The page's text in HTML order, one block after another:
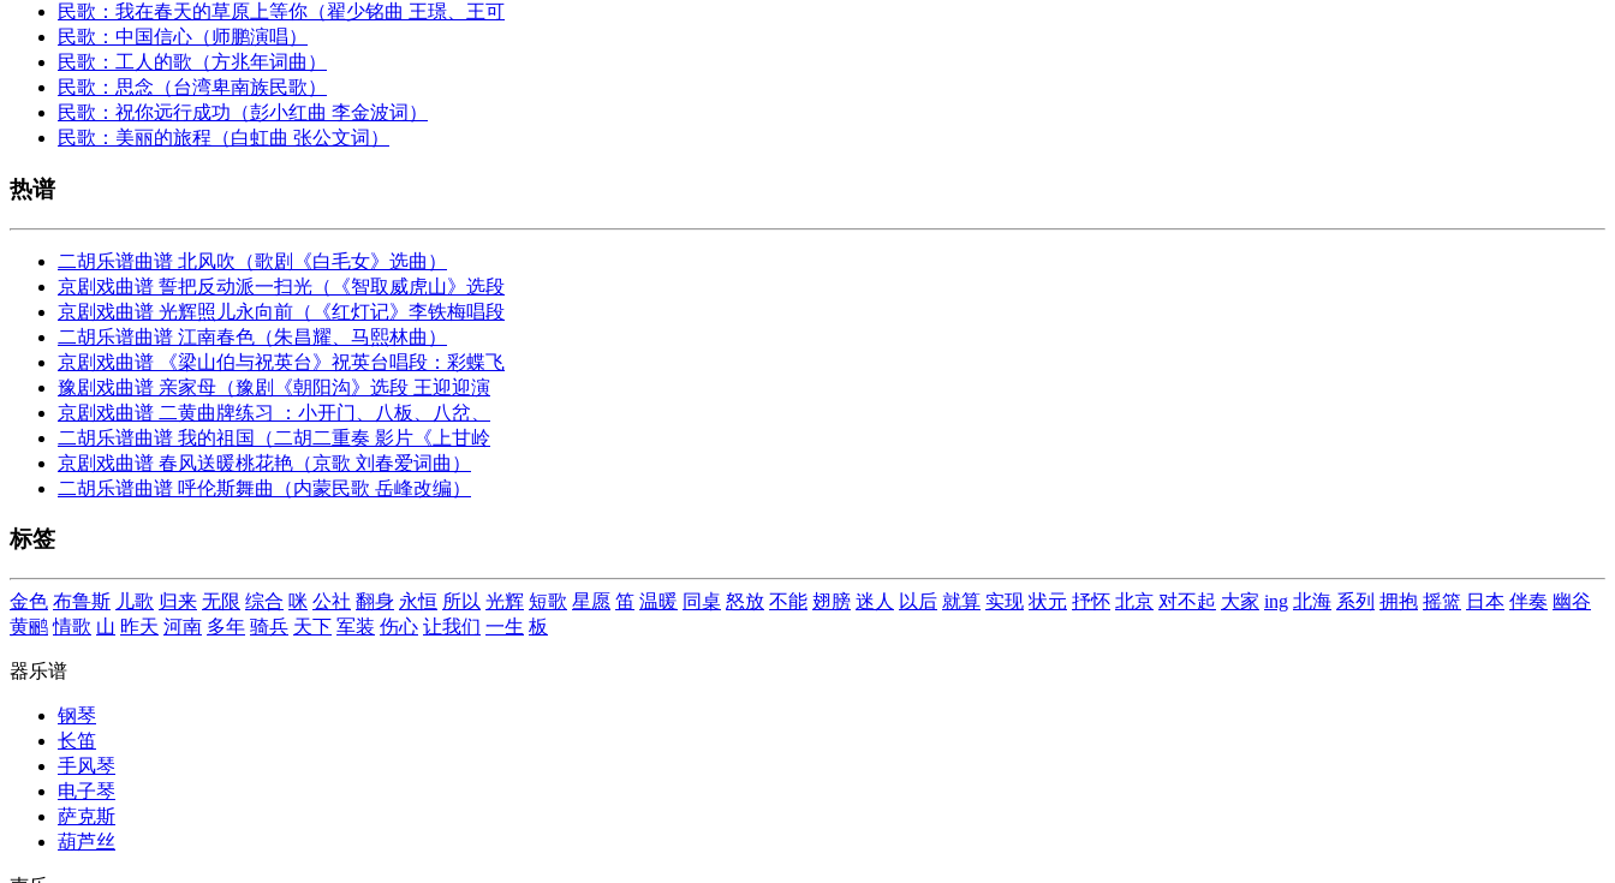
民歌：我在春天的草原上等你（翟少铭曲 王璟、王可
民歌：中国信心（师鹏演唱）
民歌：工人的歌（方兆年词曲）
民歌：思念（台湾卑南族民歌）
民歌：祝你远行成功（彭小红曲 李金波词）
民歌：美丽的旅程（白虹曲 张公文词）
热谱
二胡乐谱曲谱 北风吹（歌剧《白毛女》选曲）
京剧戏曲谱 誓把反动派一扫光（《智取威虎山》选段
京剧戏曲谱 光辉照儿永向前（《红灯记》李铁梅唱段
二胡乐谱曲谱 江南春色（朱昌耀、马熙林曲）
京剧戏曲谱 《梁山伯与祝英台》祝英台唱段：彩蝶飞
豫剧戏曲谱 亲家母（豫剧《朝阳沟》选段 王迎迎演
京剧戏曲谱 二黄曲牌练习 ：小开门、八板、八岔、
二胡乐谱曲谱 我的祖国（二胡二重奏 影片《上甘岭
京剧戏曲谱 春风送暖桃花艳（京歌 刘春爱词曲）
二胡乐谱曲谱 呼伦斯舞曲（内蒙民歌 岳峰改编）
标签
金色 布鲁斯 儿歌 归来 无限 综合 咪 公社 翻身 永恒 所以 光辉 短歌 星愿 笛 温暖 同桌 怒放 不能 翅膀 迷人 以后 就算 实现 状元 抒怀 北京 对不起 大家 ing 北海 系列 拥抱 摇篮 日本 伴奏 幽谷
黄鹂 情歌 山 昨天 河南 多年 骑兵 天下 军装 伤心 让我们 一生 板
器乐谱
钢琴
长笛
手风琴
电子琴
萨克斯
葫芦丝